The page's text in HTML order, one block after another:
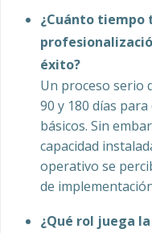
¿Cuánto tiempo
éxito?
Un proceso serio
90 y 180 días
básicos. Sin
capacidad
operativo se
de
¿Qué rol juega